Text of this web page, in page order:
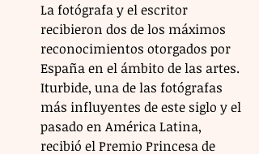
La fotógrafa y el escritor
recibieron dos de los máximos
reconocimientos otorgados por
España en el ámbito de las artes.
Iturbide, una de las fotógrafas
más influyentes de este siglo y el
pasado en América Latina,
recibió el Premio Princesa de